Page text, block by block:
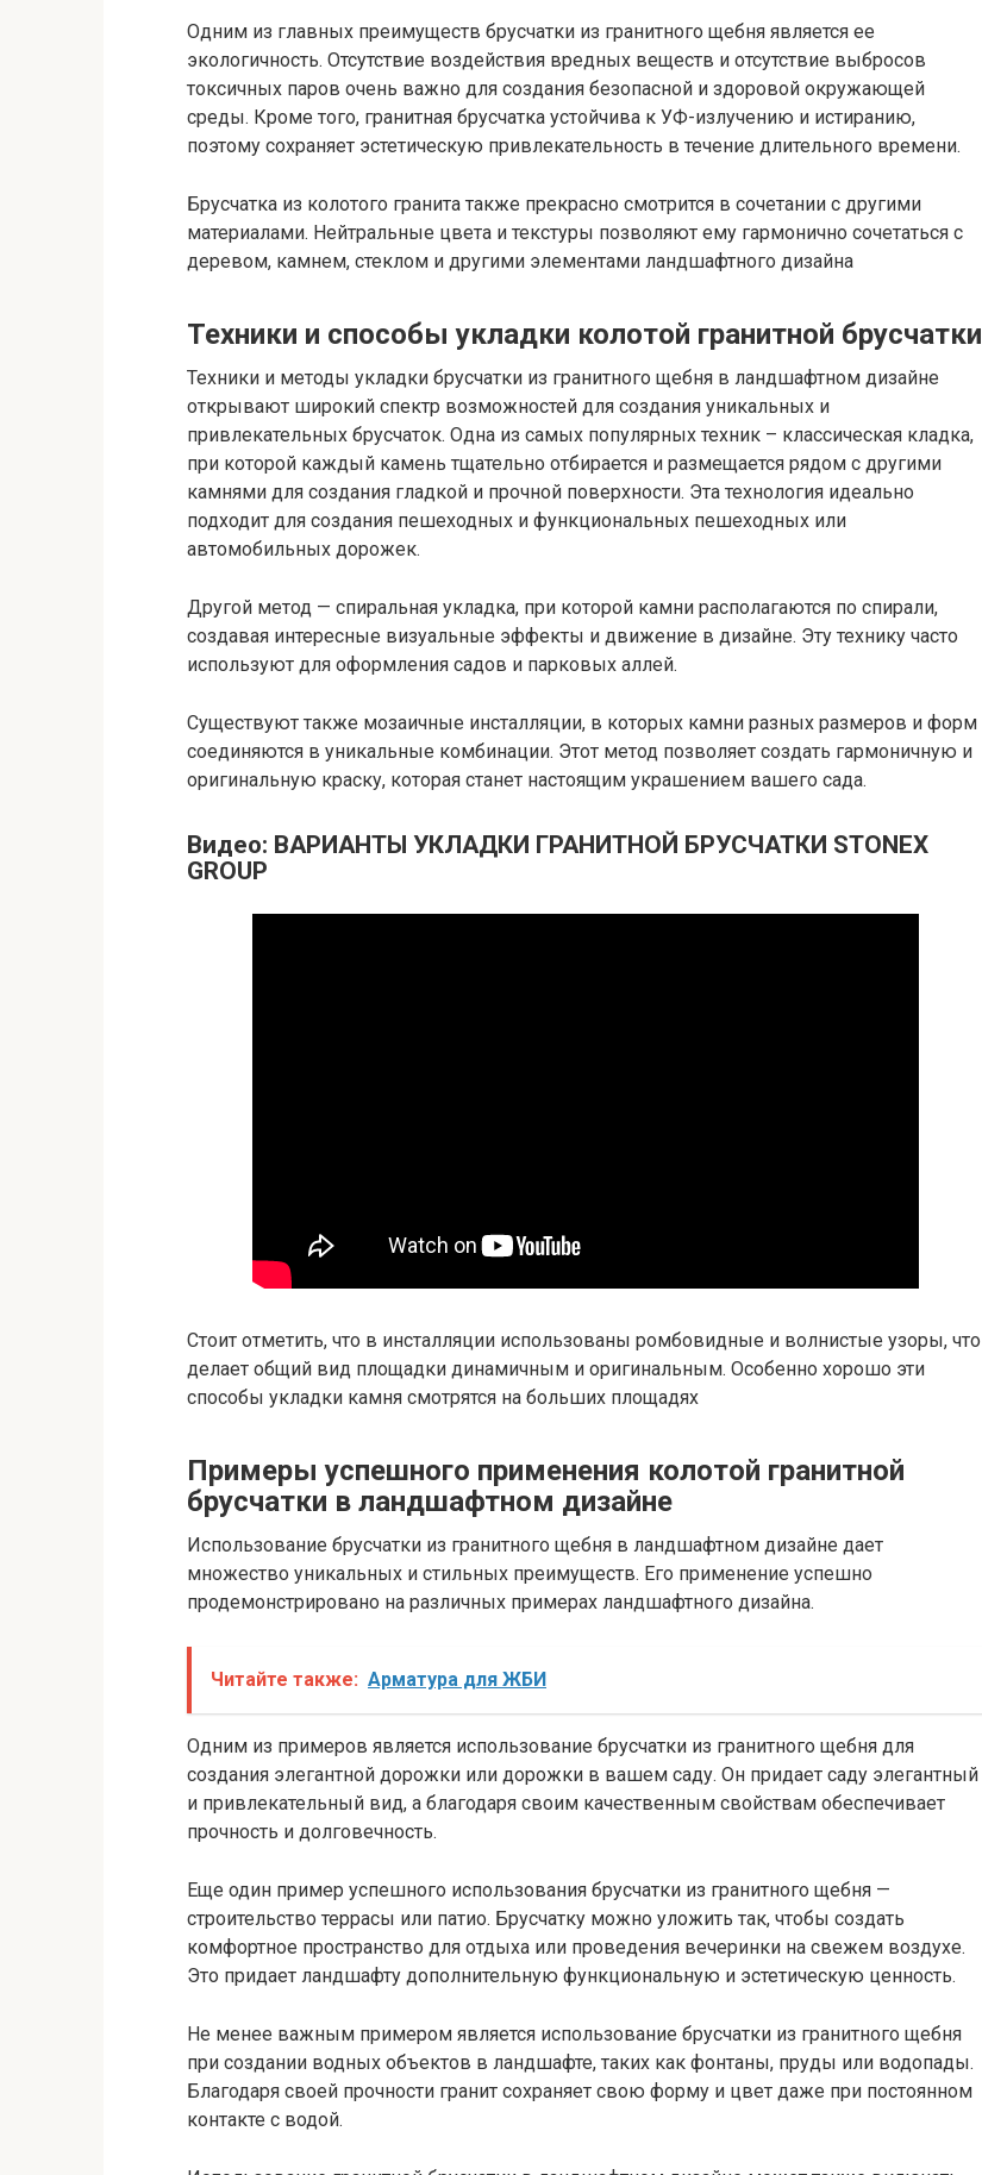
Одним из главных преимуществ брусчатки из гранитного щебня является ее
экологичность. Отсутствие воздействия вредных веществ и отсутствие выбросов
токсичных паров очень важно для создания безопасной и здоровой окружающей
среды. Кроме того, гранитная брусчатка устойчива к УФ-излучению и истиранию,
поэтому сохраняет эстетическую привлекательность в течение длительного времени.
Брусчатка из колотого гранита также прекрасно смотрится в сочетании с другими
материалами. Нейтральные цвета и текстуры позволяют ему гармонично сочетаться с
деревом, камнем, стеклом и другими элементами ландшафтного дизайна
Техники и способы укладки колотой гранитной брусчатки
Техники и методы укладки брусчатки из гранитного щебня в ландшафтном дизайне
открывают широкий спектр возможностей для создания уникальных и
привлекательных брусчаток. Одна из самых популярных техник – классическая кладка,
при которой каждый камень тщательно отбирается и размещается рядом с другими
камнями для создания гладкой и прочной поверхности. Эта технология идеально
подходит для создания пешеходных и функциональных пешеходных или
автомобильных дорожек.
Другой метод — спиральная укладка, при которой камни располагаются по спирали,
создавая интересные визуальные эффекты и движение в дизайне. Эту технику часто
используют для оформления садов и парковых аллей.
Существуют также мозаичные инсталляции, в которых камни разных размеров и форм
соединяются в уникальные комбинации. Этот метод позволяет создать гармоничную и
оригинальную краску, которая станет настоящим украшением вашего сада.
Видео: ВАРИАНТЫ УКЛАДКИ ГРАНИТНОЙ БРУСЧАТКИ STONEX
GROUP
Стоит отметить, что в инсталляции использованы ромбовидные и волнистые узоры, что
делает общий вид площадки динамичным и оригинальным. Особенно хорошо эти
способы укладки камня смотрятся на больших площадях
Примеры успешного применения колотой гранитной
брусчатки в ландшафтном дизайне
Использование брусчатки из гранитного щебня в ландшафтном дизайне дает
множество уникальных и стильных преимуществ. Его применение успешно
продемонстрировано на различных примерах ландшафтного дизайна.
Читайте также: Арматура для ЖБИ
Одним из примеров является использование брусчатки из гранитного щебня для
создания элегантной дорожки или дорожки в вашем саду. Он придает саду элегантный
и привлекательный вид, а благодаря своим качественным свойствам обеспечивает
прочность и долговечность.
Еще один пример успешного использования брусчатки из гранитного щебня —
строительство террасы или патио. Брусчатку можно уложить так, чтобы создать
комфортное пространство для отдыха или проведения вечеринки на свежем воздухе.
Это придает ландшафту дополнительную функциональную и эстетическую ценность.
Не менее важным примером является использование брусчатки из гранитного щебня
при создании водных объектов в ландшафте, таких как фонтаны, пруды или водопады.
Благодаря своей прочности гранит сохраняет свою форму и цвет даже при постоянном
контакте с водой.